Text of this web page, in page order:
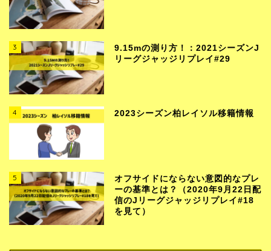
3
9.15mの測り方！：2021シーズンJ
リーグジャッジリプレイ#29
4 2023シーズン柏レイソル移籍情報
5
オフサイドにならない意図的なプレ
ーの基準とは？（2020年9月22日配
信のJリーグジャッジリプレイ#18
を見て）